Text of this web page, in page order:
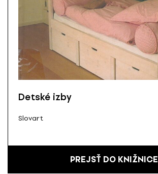
Detské izby
Slovart
PREJSŤ DO KNIŽNICE